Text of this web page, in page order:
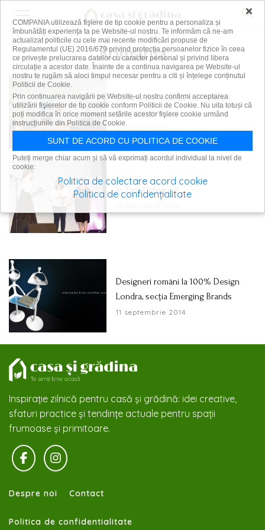
România
O casă de vacanță sub semnul
armoniei estetice
3 martie 2016
În Țara Hațegului
Designeri români la 100% Design
Londra, secția Emerging Brands
11 septembrie 2014
Inspirație zilnică pentru casă și grădină: idei creative,
sfaturi practice și tendințe actuale pentru spații
frumoase și primitoare.
Despre noi Contact
Politica de confidentialitate
×
COMPANIA utilizează fişiere de tip cookie pentru a personaliza și
îmbunătăți experiența ta pe Website-ul nostru. Te informăm că ne-am
actualizat politicile cu cele mai recente modificări propuse de
Regulamentul (UE) 2016/679 privind protecția persoanelor fizice în ceea
ce privește prelucrarea datelor cu caracter personal și privind libera
circulație a acestor date. Înainte de a continua navigarea pe Website-ul
nostru te rugăm să aloci timpul necesar pentru a citi și înțelege conținutul
Politicii de Cookie.
Prin continuarea navigării pe Website-ul nostru confirmi acceptarea
utilizării fişierelor de tip cookie conform Politicii de Cookie. Nu uita totuși că
poți modifica în orice moment setările acestor fişiere cookie urmând
instrucțiunile din Politica de Cookie.
SUNT DE ACORD CU POLITICA DE COOKIE
Puteți merge chiar acum și să vă exprimați acordul individual la nivel de
cookie:
Politica de colectare acord cookie
Politica de confidențialitate